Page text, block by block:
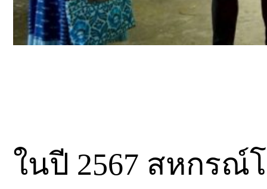
ในปี 2567 สหกรณ์